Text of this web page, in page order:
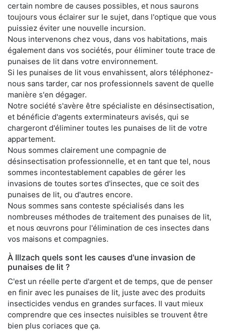
certain nombre de causes possibles, et nous saurons
toujours vous éclairer sur le sujet, dans l'optique que vous
puissiez éviter une nouvelle incursion.
Nous intervenons chez vous, dans vos habitations, mais
également dans vos sociétés, pour éliminer toute trace de
punaises de lit dans votre environnement.
Si les punaises de lit vous envahissent, alors téléphonez-
nous sans tarder, car nos professionnels savent de quelle
manière s'en dégager.
Notre société s'avère être spécialiste en désinsectisation,
et bénéficie d'agents exterminateurs avisés, qui se
chargeront d'éliminer toutes les punaises de lit de votre
appartement.
Nous sommes clairement une compagnie de
désinsectisation professionnelle, et en tant que tel, nous
sommes incontestablement capables de gérer les
invasions de toutes sortes d'insectes, que ce soit des
punaises de lit, ou d'autres encore.
Nous sommes sans conteste spécialisés dans les
nombreuses méthodes de traitement des punaises de lit,
et nous œuvrons pour l'élimination de ces insectes dans
vos maisons et compagnies.
À Illzach quels sont les causes d'une invasion de
punaises de lit ?
C'est un réelle perte d'argent et de temps, que de penser
en finir avec les punaises de lit, juste avec des produits
insecticides vendus en grandes surfaces. Il vaut mieux
comprendre que ces insectes nuisibles se trouvent être
bien plus coriaces que ça.